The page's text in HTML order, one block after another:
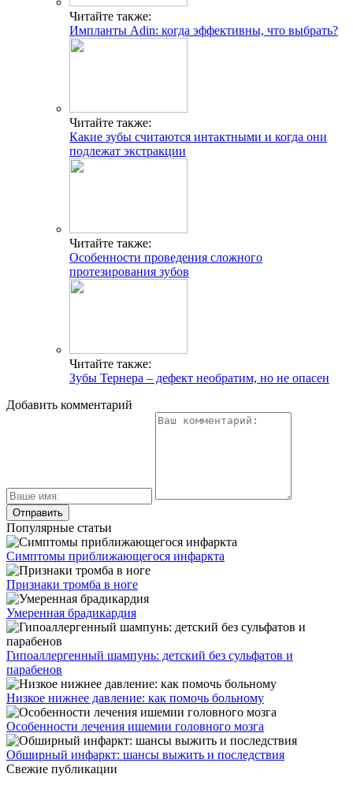
Читайте также:
Импланты Adin: когда эффективны, что выбрать?
Читайте также:
Какие зубы считаются интактными и когда они
подлежат экстракции
Читайте также:
Особенности проведения сложного
протезирования зубов
Читайте также:
Зубы Тернера – дефект необратим, но не опасен
Добавить комментарий
Популярные статьи
Симптомы приближающегося инфаркта
Признаки тромба в ноге
Умеренная брадикардия
Гипоаллергенный шампунь: детский без сульфатов и
парабенов
Низкое нижнее давление: как помочь больному
Особенности лечения ишемии головного мозга
Обширный инфаркт: шансы выжить и последствия
Свежие публикации